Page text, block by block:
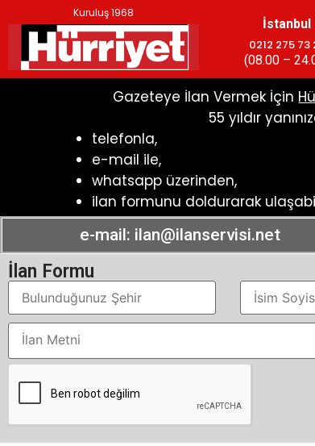
Kuruluş 1968
İstanbul
0212 275 73
(08.00 –
Gazeteye İlan Vermek İçin
55 yıldır
telefonla,
e-mail ile,
whatsapp üzerinden,
ilan formunu doldurarak
e-mail: ilan@ilanservisi.net
İlan Formu